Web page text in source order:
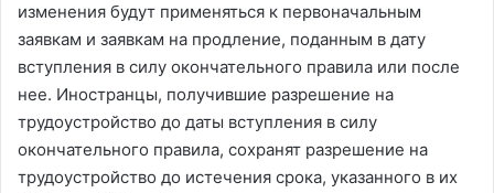
изменения будут применяться к первоначальным
заявкам и заявкам на продление, поданным в дату
вступления в силу окончательного правила или после
нее. Иностранцы, получившие разрешение на
трудоустройство до даты вступления в силу
окончательного правила, сохранят разрешение на
трудоустройство до истечения срока, указанного в их